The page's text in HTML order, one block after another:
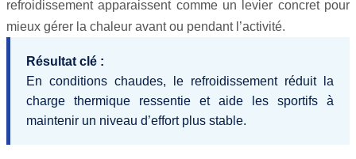
refroidissement apparaissent comme un levier concret pour
mieux gérer la chaleur avant ou pendant l’activité.
Résultat clé :
En conditions chaudes, le refroidissement réduit la
charge thermique ressentie et aide les sportifs à
maintenir un niveau d’effort plus stable.